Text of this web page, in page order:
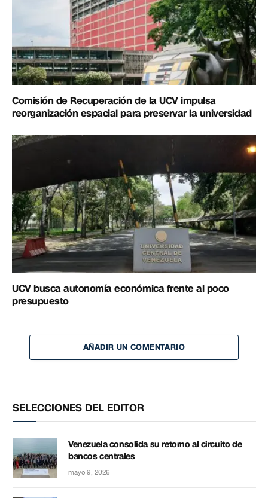
Comisión de Recuperación de la UCV impulsa
reorganización espacial para preservar la universidad
UCV busca autonomía económica frente al poco
presupuesto
AÑADIR UN COMENTARIO
SELECCIONES DEL EDITOR
Venezuela consolida su retorno al circuito de
bancos centrales
mayo 9, 2026